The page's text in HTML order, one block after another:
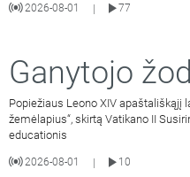
2026-08-01 |
77
Ganytojo
Popiežiaus Leono XIV apaštališkąjį
žemėlapius“, skirtą Vatikano II
educationis
2026-08-01 |
10